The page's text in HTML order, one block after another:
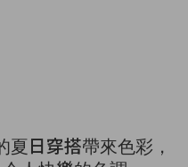
日穿搭帶來色彩，